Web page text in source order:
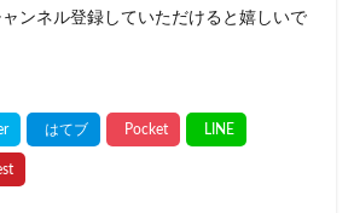
ャンネル登録していただけると嬉しいで